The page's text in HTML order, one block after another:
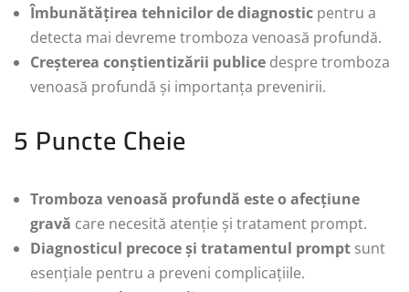
Îmbunătățirea tehnicilor de diagnostic pentru a
detecta mai devreme tromboza venoasă profundă.
Creșterea conștientizării publice despre tromboza
venoasă profundă și importanța prevenirii.
5 Puncte Cheie
Tromboza venoasă profundă este o afecțiune
gravă care necesită atenție și tratament prompt.
Diagnosticul precoce și tratamentul prompt sunt
esențiale pentru a preveni complicațiile.